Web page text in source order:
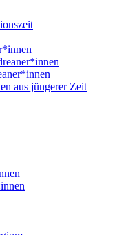
aus jüngerer Zeit